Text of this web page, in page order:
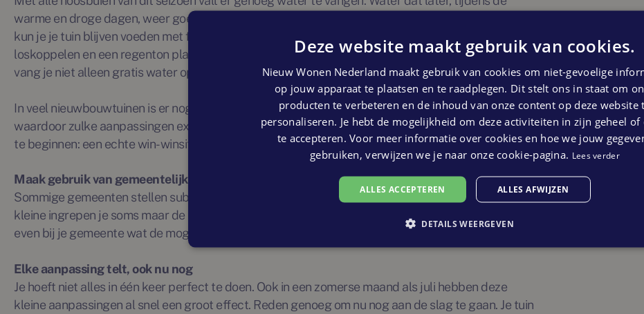
warme en droge dagen, weer goed van pas komt. Door regenwater op te vangen in een regenton
kun je je tuin blijven voeden met fris water, ook als het een tijdje droog blijft. De regenpijp
loskoppelen en een regenton plaatsen is zo gepiept: dat heb je in een middagje voor elkaar. Zo
vang je niet alleen gratis water op, je betaalt ook nog eens minder rioolbelasting.
In veel nieuwbouwtuinen is er nog volop ruimte om je tuin helemaal naar eigen inzicht in te richten,
waardoor zulke aanpassingen extra makkelijk te maken zijn. Precies daarom is dit hét moment om
te beginnen: een echte win-winsituatie.
Maak gebruik van gemeentelijke subsidie
Sommige gemeenten stellen subsidie beschikbaar voor groene aanpassingen aan je tuin. Zo kosten
kleine ingrepen je soms maar de helft, of zelfs helemaal niets. Check dus vóór je aan de slag gaat
even bij je gemeente wat de mogelijkheden zijn. Dat kan zomaar wat geld schelen.
Elke aanpassing telt, ook nu nog
Je hoeft niet alles in één keer perfect te doen. Ook in een zomerse maand als juli hebben deze
kleine aanpassingen al snel een groot effect. Reden genoeg om nu nog aan de slag te gaan. Je tuin
Deze website maakt gebruik van cookies.
Nieuw Wonen Nederland maakt gebruik van cookies om niet-gevoelige
op jouw apparaat te plaatsen en te raadplegen. Dit stelt ons in staat om
producten te verbeteren en de inhoud van onze content op deze website
personaliseren. Je hebt de mogelijkheid om deze activiteiten in zijn geheel of
te accepteren. Voor meer informatie over cookies en hoe we jouw
gebruiken, verwijzen we je naar onze cookie-pagina. Lees verder
ALLES ACCEPTEREN ALLES AFWIJZEN
DETAILS WEERGEVEN